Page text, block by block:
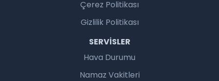
Çerez Politikası
Gizlilik Politikası
SERVISLER
Hava Durumu
Namaz Vakitleri